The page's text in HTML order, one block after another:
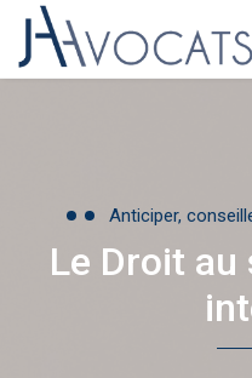
Anticiper,
Le Droit au